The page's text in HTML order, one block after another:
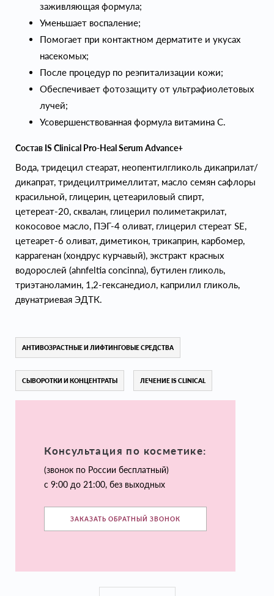
заживляющая формула;
Уменьшает воспаление;
Помогает при контактном дерматите и укусах
насекомых;
После процедур по реэпитализации кожи;
Обеспечивает фотозащиту от ультрафиолетовых
лучей;
Усовершенствованная формула витамина С.
Состав IS Clinical Pro-Heal Serum Advance+
Вода, тридецил стеарат, неопентилгликоль дикаприлат/
дикапрат, тридецилтримеллитат, масло семян сафлоры
красильной, глицерин, цетеариловый спирт,
цетереат-20, сквалан, глицерил полиметакрилат,
кокосовое масло, ПЭГ-4 оливат, глицерил стереат SE,
цетеарет-6 оливат, диметикон, трикаприн, карбомер,
каррагенан (хондрус курчавый), экстракт красных
водорослей (ahnfeltia concinna), бутилен гликоль,
триэтаноламин, 1,2-гексанедиол, каприлил гликоль,
двунатриевая ЭДТК.
АНТИВОЗРАСТНЫЕ И ЛИФТИНГОВЫЕ СРЕДСТВА
СЫВОРОТКИ И КОНЦЕНТРАТЫ ЛЕЧЕНИЕ IS CLINICAL
Консультация по косметике:
(звонок по России бесплатный)
с 9:00 до 21:00, без выходных
ЗАКАЗАТЬ ОБРАТНЫЙ ЗВОНОК